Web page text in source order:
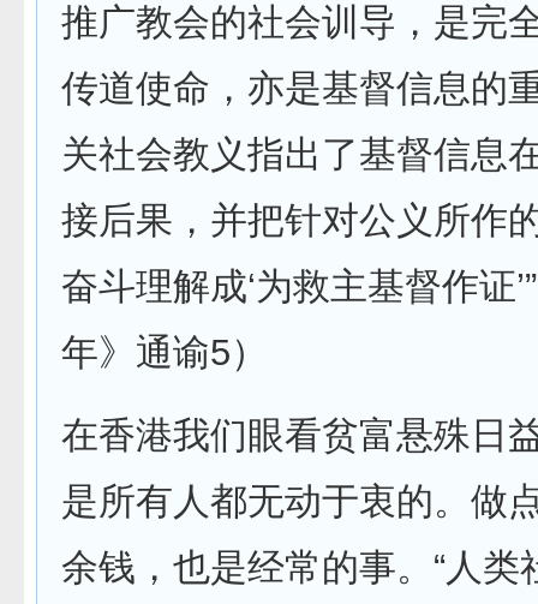
推广教会的社会训导，是完
传道使命，亦是基督信息的
关社会教义指出了基督信息
接后果，并把针对公义所作
奋斗理解成‘为救主基督作证
年》通谕5）
在香港我们眼看贫富悬殊日
是所有人都无动于衷的。做
余钱，也是经常的事。“人类